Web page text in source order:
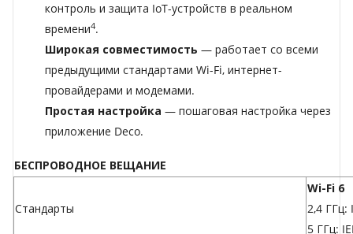
контроль и защита IoT-устройств в реальном
времени4.
Широкая совместимость — работает со всеми
предыдущими стандартами Wi-Fi, интернет-
провайдерами и модемами.
Простая настройка — пошаговая настройка через
приложение Deco.
БЕСПРОВОДНОЕ ВЕЩАНИЕ
Стандарты
Wi-Fi 6
2,4 ГГц:
5 ГГц: